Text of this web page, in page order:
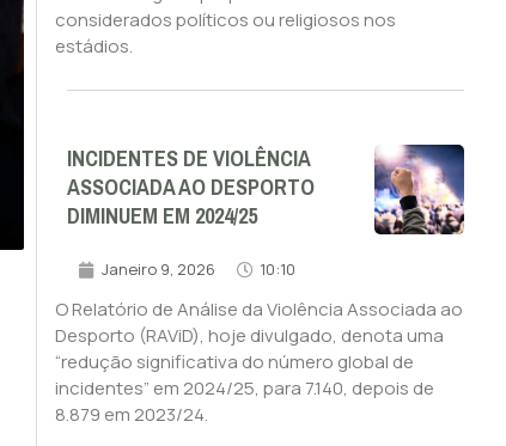
considerados políticos ou religiosos nos
estádios.
INCIDENTES DE VIOLÊNCIA
ASSOCIADA AO DESPORTO
DIMINUEM EM 2024/25
Janeiro 9, 2026 10:10
O Relatório de Análise da Violência Associada ao
Desporto (RAViD), hoje divulgado, denota uma
“redução significativa do número global de
incidentes” em 2024/25, para 7.140, depois de
8.879 em 2023/24.